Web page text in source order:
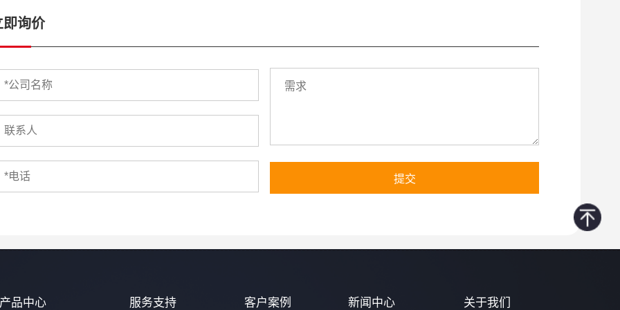
即询价
提交
品中心 服务支持 客户案例 新闻中心 关于我们